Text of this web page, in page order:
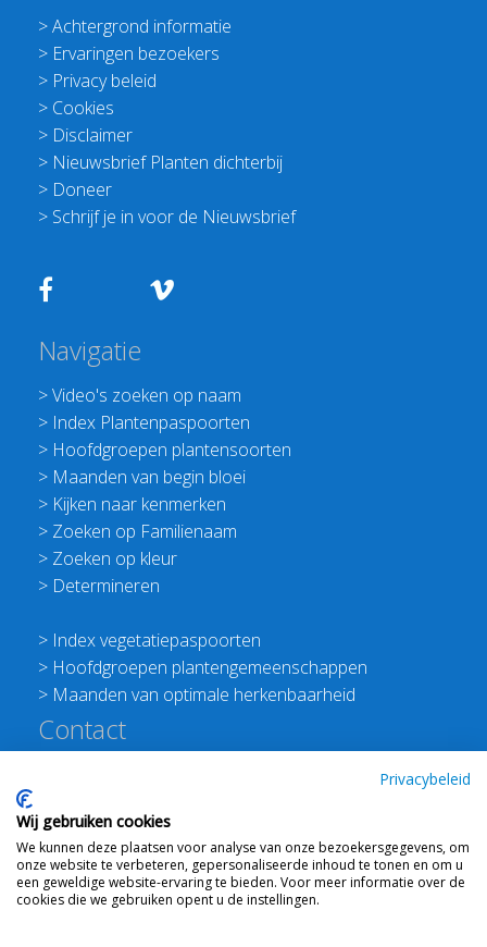
>Achtergrond informatie
> Ervaringen bezoekers
> Privacy beleid
> Cookies
> Disclaimer
> Nieuwsbrief Planten dichterbij
> Doneer
> Schrijf je in voor de Nieuwsbrief
Navigatie
>Video's zoeken op naam
> Index Plantenpaspoorten
> Hoofdgroepen plantensoorten
> Maanden van begin bloei
> Kijken naar kenmerken
> Zoeken op Familienaam
> Zoeken op kleur
> Determineren
> Index vegetatiepaspoorten
> Hoofdgroepen plantengemeenschappen
> Maanden van optimale herkenbaarheid
Contact
E:info@floravannederland.nl
Plein 1992 70F 6221JP Maastricht
T: 06 41237586
KVK: 76114821 btw: NL860512289B01
Privacybeleid
Wij gebruiken cookies
We kunnen deze plaatsen voor analyse van onze bezoekersgegevens, om
onze website te verbeteren, gepersonaliseerde inhoud te tonen en om u
een geweldige website-ervaring te bieden. Voor meer informatie over de
cookies die we gebruiken opent u de instellingen.